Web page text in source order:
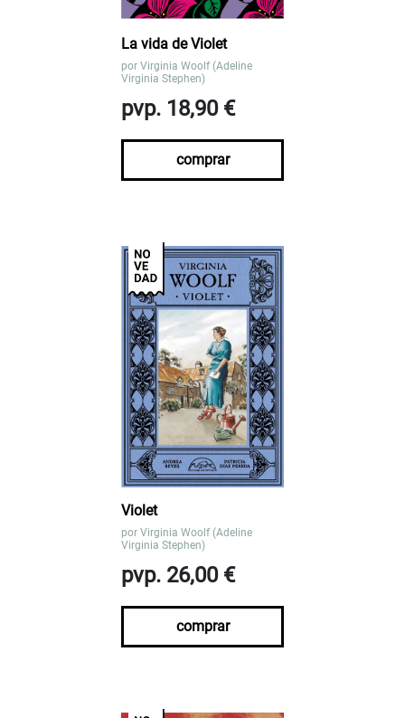
La vida de Violet
por Virginia Woolf (Adeline
Virginia Stephen)
pvp. 18,90 €
comprar
Violet
por Virginia Woolf (Adeline
Virginia Stephen)
pvp. 26,00 €
comprar